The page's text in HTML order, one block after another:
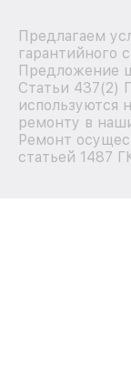
Предлагаем
гарантийного
Предложение
Статьи 437(2)
используются
ремонту в
Ремонт
статьей 1487